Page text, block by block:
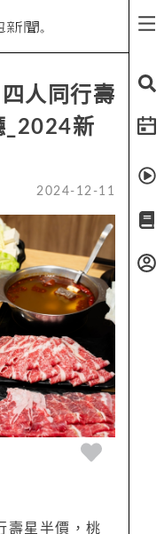
人同行壽
_2024新
2024-12-11